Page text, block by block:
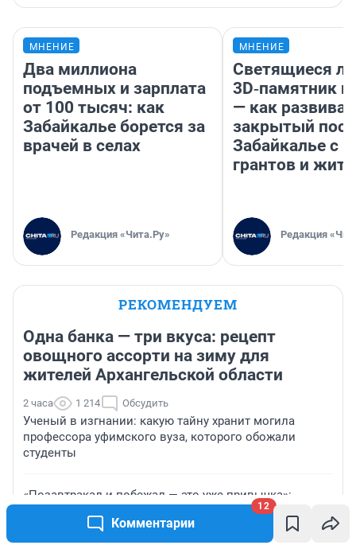
Комментарии
12
МНЕНИЕ
Два миллиона
подъемных и зарплата
от 100 тысяч: как
Забайкалье борется за
врачей в селах
Редакция «Чита.Ру»
МНЕНИЕ
Светящиеся
3D‑памятник и
— как
закрытый
Забайкалье с
грантов и
Редакция
РЕКОМЕНДУЕМ
Одна банка — три вкуса: рецепт
овощного ассорти на зиму для
жителей Архангельской области
2 часа 1 214 Обсудить
Ученый в изгнании: какую тайну хранит могила
профессора уфимского вуза, которого обожали
студенты
«Позавтракал и побежал — это уже привычка»:
история пермского марафонца Владимира Никитина
— он стал чемпионом РФ 35 раз